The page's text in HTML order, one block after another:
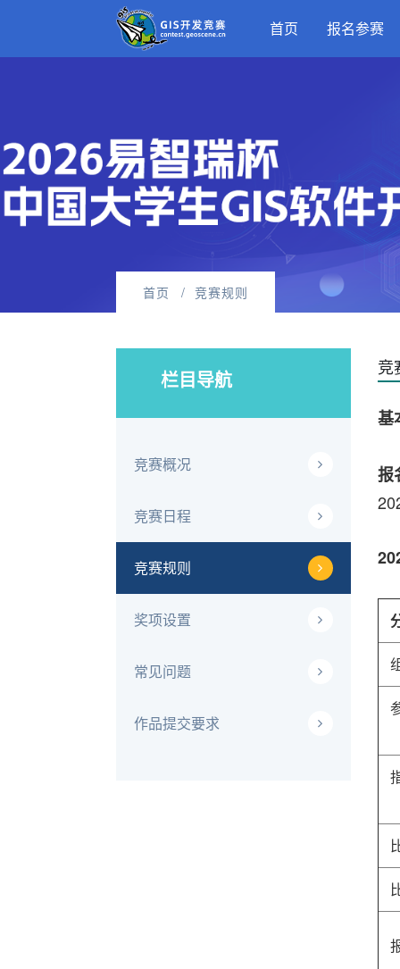
首页 报名参赛
首页 竞赛规则
栏目导航
竞赛概况
竞赛日程
竞赛规则
奖项设置
常见问题
作品提交要求
竞
基
报